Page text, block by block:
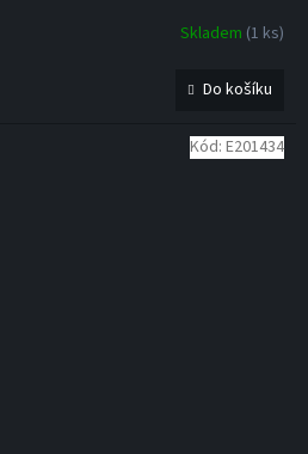
Skladem (1 ks)
Do košíku
Kód: E201434